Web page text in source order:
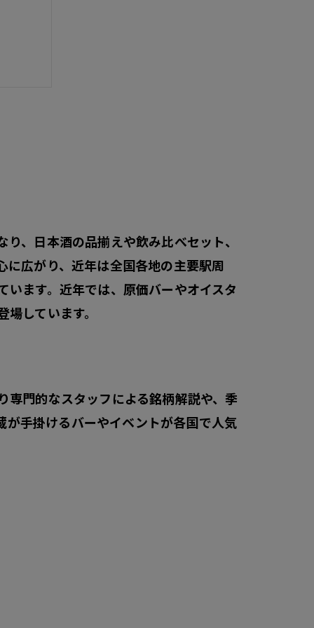
ト
、日本酒の品揃えや飲み比べセット、
広がり、近年は全国各地の主要駅周
ます。近年では、原価バーやオイスタ
しています。
門的なスタッフによる銘柄解説や、季
手掛けるバーやイベントが各国で人気